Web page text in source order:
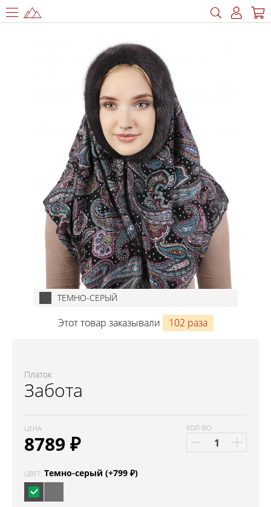
ТЕМНО-СЕРЫЙ
Этот товар заказывали 102 раза
Платок
Забота
ЦЕНА
8789 ₽
КОЛ-ВО
ЦВЕТ: Темно-серый (+799 ₽)